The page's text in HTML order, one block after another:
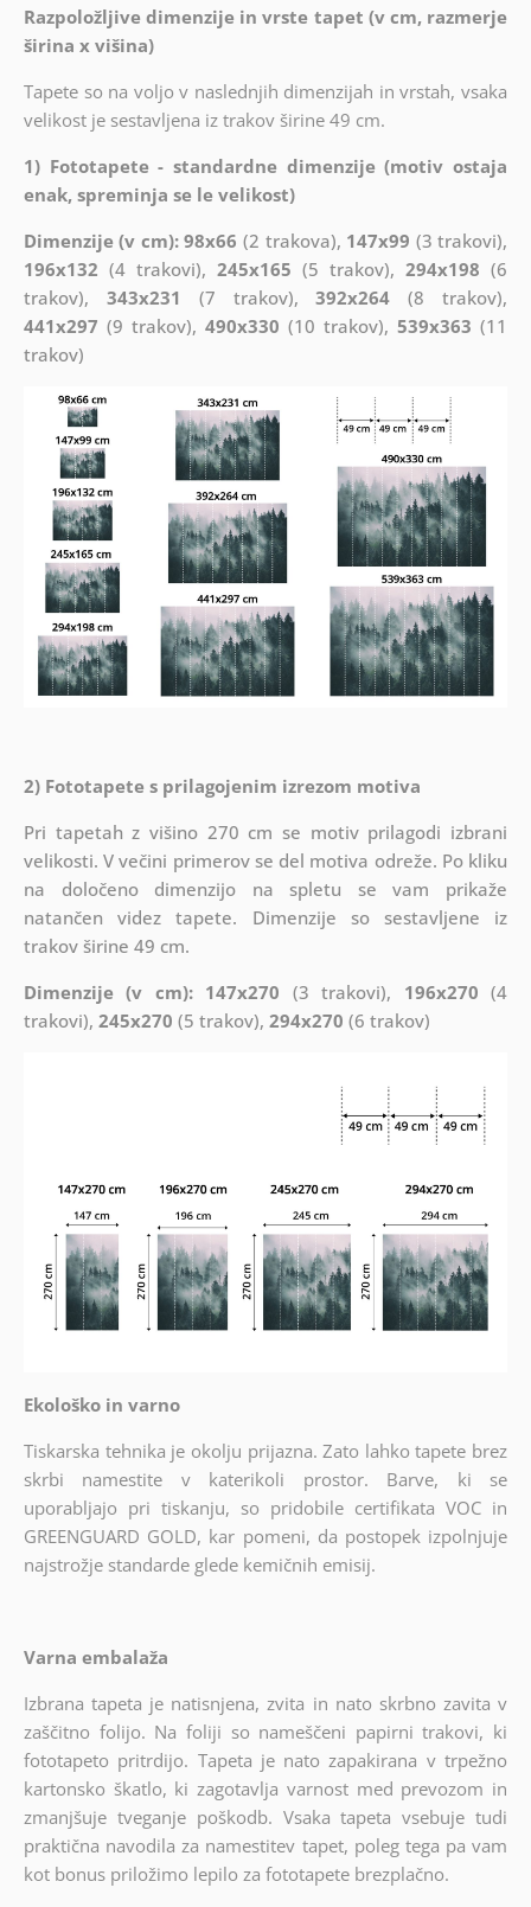
Razpoložljive dimenzije in vrste tapet (v cm, razmerje
širina x višina)
Tapete so na voljo v naslednjih dimenzijah in vrstah, vsaka
velikost je sestavljena iz trakov širine 49 cm.
1) Fototapete - standardne dimenzije (motiv ostaja
enak, spreminja se le velikost)
Dimenzije (v cm): 98x66 (2 trakova), 147x99 (3 trakovi),
196x132 (4 trakovi), 245x165 (5 trakov),294x198 (6
trakov), 343x231 (7 trakov),392x264 (8 trakov),
441x297 (9 trakov), 490x330 (10 trakov),539x363 (11
trakov)
2) Fototapete s prilagojenim izrezom motiva
Pri tapetah z višino 270 cm se motiv prilagodi izbrani
velikosti. V večini primerov se del motiva odreže. Po kliku
na določeno dimenzijo na spletu se vam prikaže
natančen videz tapete. Dimenzije so sestavljene iz
trakov širine 49 cm.
Dimenzije (v cm): 147x270 (3 trakovi), 196x270 (4
trakovi), 245x270 (5 trakov), 294x270 (6 trakov)
Ekološko in varno
Tiskarska tehnika je okolju prijazna. Zato lahko tapete brez
skrbi namestite v katerikoli prostor. Barve, ki se
uporabljajo pri tiskanju, so pridobile certifikata VOC in
GREENGUARD GOLD, kar pomeni, da postopek izpolnjuje
najstrožje standarde glede kemičnih emisij.
Varna embalaža
Izbrana tapeta je natisnjena, zvita in nato skrbno zavita v
zaščitno folijo. Na foliji so nameščeni papirni trakovi, ki
fototapeto pritrdijo. Tapeta je nato zapakirana v trpežno
kartonsko škatlo, ki zagotavlja varnost med prevozom in
zmanjšuje tveganje poškodb. Vsaka tapeta vsebuje tudi
praktična navodila za namestitev tapet, poleg tega pa vam
kot bonus priložimo lepilo za fototapete brezplačno.